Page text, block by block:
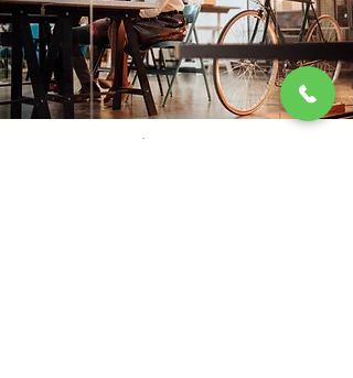
Start Up´s & Gründer